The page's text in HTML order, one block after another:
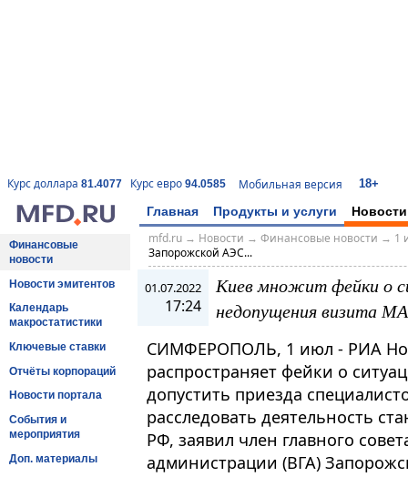
Курс доллара 81.4077 Курс евро 94.0585 Мобильная версия 18+
Главная Продукты и услуги Новости
Финансовые
новости
Новости эмитентов
Календарь
макростатистики
Ключевые ставки
Отчёты корпораций
Новости портала
События и
мероприятия
Доп. материалы
mfd.ru→ Новости → Финансовые новости → 1
Запорожской АЭС...
01.07.2022
17:24
Киев множит фейки о
недопущения визита
СИМФЕРОПОЛЬ, 1 июл - РИА
распространяет фейки о
допустить приезда
расследовать деятельность
РФ, заявил член главного
администрации (ВГА)